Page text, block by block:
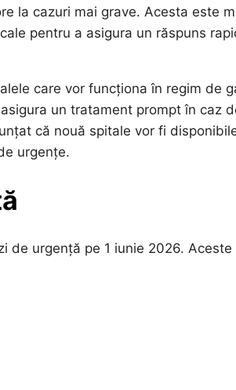
la cazuri mai grave. Acesta este
pentru a asigura un răspuns
care vor funcționa în regim de
un tratament prompt în caz
că nouă spitale vor fi
urgențe.
de urgență pe 1 iunie 2026. Aceste